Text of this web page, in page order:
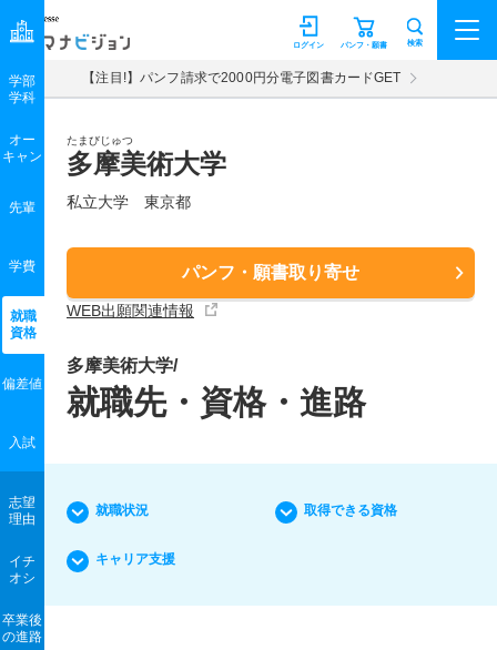
マナビジョン パンフ・願書
ログイン 検索
【注目!】パンフ請求で2000円分電子図書カードGET
たまびじゅつ
多摩美術大学
私立大学 東京都
パンフ・願書取り寄せ
WEB出願関連情報
学部
学科
オー
キャン
先輩
学費
就職
資格
偏差値
入試
志望
理由
イチ
オシ
卒業後
の進路
多摩美術大学/
就職先・資格・進路
就職状況 取得できる資格
キャリア支援